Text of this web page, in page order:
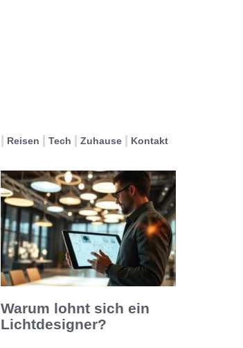
Reisen Tech Zuhause Kontakt
Warum lohnt sich ein
Lichtdesigner?